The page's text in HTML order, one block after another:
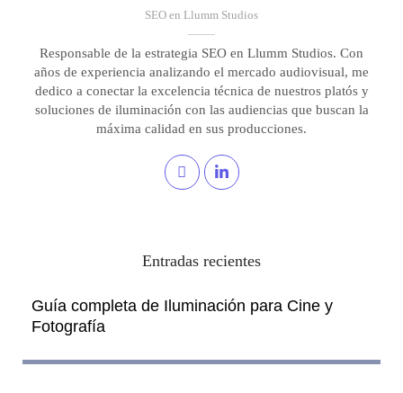
SEO en Llumm Studios
Responsable de la estrategia SEO en Llumm Studios. Con
años de experiencia analizando el mercado audiovisual, me
dedico a conectar la excelencia técnica de nuestros platós y
soluciones de iluminación con las audiencias que buscan la
máxima calidad en sus producciones.
Entradas recientes
Guía completa de Iluminación para Cine y
Fotografía